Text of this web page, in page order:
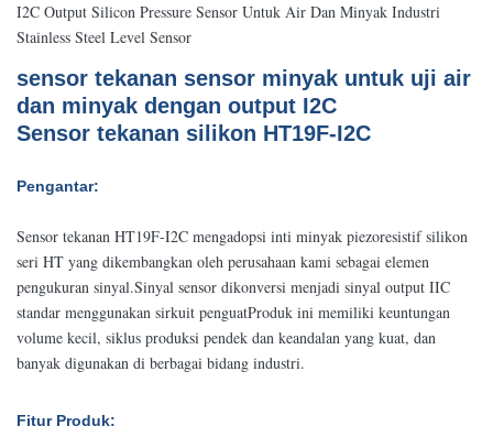
I2C Output Silicon Pressure Sensor Untuk Air Dan Minyak Industri
Stainless Steel Level Sensor
sensor tekanan sensor minyak untuk uji air
dan minyak dengan output I2C
Sensor tekanan silikon HT19F-I2C
Pengantar:
Sensor tekanan HT19F-I2C mengadopsi inti minyak piezoresistif silikon
seri HT yang dikembangkan oleh perusahaan kami sebagai elemen
pengukuran sinyal.Sinyal sensor dikonversi menjadi sinyal output IIC
standar menggunakan sirkuit penguatProduk ini memiliki keuntungan
volume kecil, siklus produksi pendek dan keandalan yang kuat, dan
banyak digunakan di berbagai bidang industri.
Fitur Produk: